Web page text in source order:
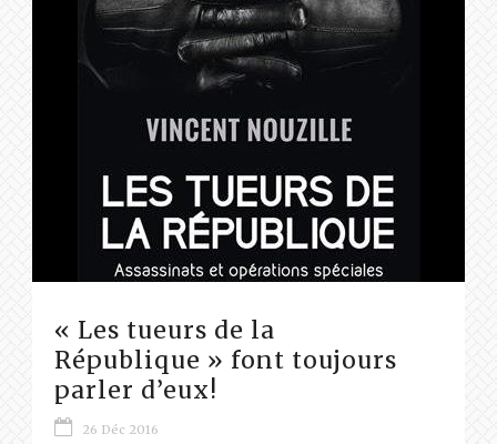
« Les tueurs de la
République » font toujours
parler d’eux!
26 Déc 2016